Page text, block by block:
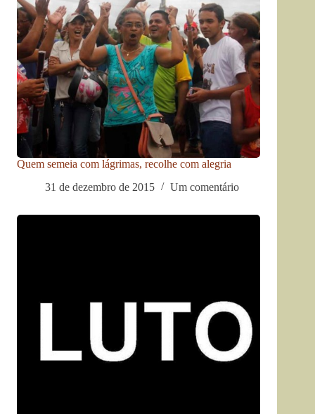
Quem semeia com lágrimas, recolhe com alegria
31 de dezembro de 2015
Um comentário